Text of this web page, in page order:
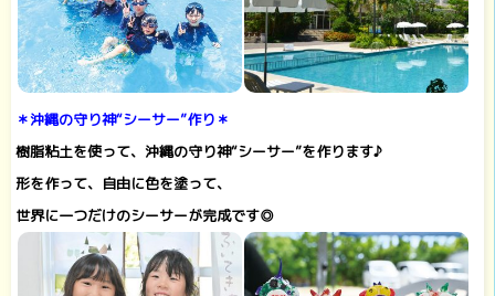
＊沖縄の守り神“シーサー”作り＊
樹脂粘土を使って、沖縄の守り神“シーサー”を作ります♪
形を作って、自由に色を塗って、
世界に一つだけのシーサーが完成です◎